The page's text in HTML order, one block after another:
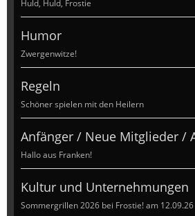
Huld, Huld, Frostie
Humor
Zwergenwitze!
Regeln
Schöner spielen mit den Heilern
Anfänger / Neue Mitglieder /
Hallo aus Franken!
Kultur und Unternehmungen